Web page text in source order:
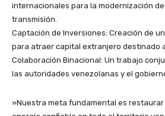
internacionales para la modernización
transmisión.
​Captación de Inversiones: Creación de
para atraer capital extranjero destinado
​Colaboración Binacional: Un trabajo
las autoridades venezolanas y el
​»Nuestra meta fundamental es